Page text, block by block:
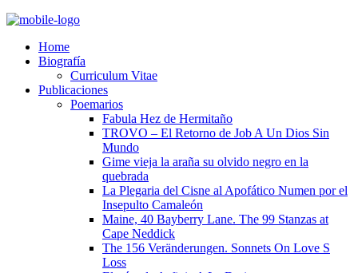
Home
Biografía
Curriculum Vitae​
Publicaciones
Poemarios
Fabula Hez de Hermitaño
TROVO – El Retorno de Job A Un Dios Sin
Mundo
Gime vieja la araña su olvido negro en la
quebrada
La Plegaria del Cisne al Apofático Numen por el
Insepulto Camaleón
Maine, 40 Bayberry Lane. The 99 Stanzas at
Cape Neddick
The 156 Veränderungen. Sonnets On Love S
Loss